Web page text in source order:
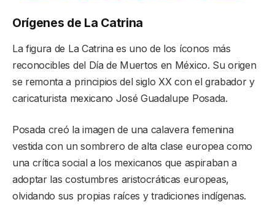
Orígenes de La Catrina
La figura de La Catrina es uno de los íconos más
reconocibles del Día de Muertos en México. Su origen
se remonta a principios del siglo XX con el grabador y
caricaturista mexicano José Guadalupe Posada.
Posada creó la imagen de una calavera femenina
vestida con un sombrero de alta clase europea como
una crítica social a los mexicanos que aspiraban a
adoptar las costumbres aristocráticas europeas,
olvidando sus propias raíces y tradiciones indígenas.